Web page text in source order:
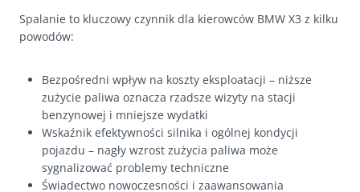
Spalanie to kluczowy czynnik dla kierowców BMW X3 z kilku
powodów:
Bezpośredni wpływ na koszty eksploatacji – niższe
zużycie paliwa oznacza rzadsze wizyty na stacji
benzynowej i mniejsze wydatki
Wskaźnik efektywności silnika i ogólnej kondycji
pojazdu – nagły wzrost zużycia paliwa może
sygnalizować problemy techniczne
Świadectwo nowoczesności i zaawansowania